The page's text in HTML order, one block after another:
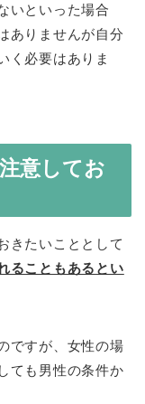
いといった場合
ありませんが自分
く必要はありま
意してお
きたいこととして
ることもあるとい
ですが、女性の場
ても男性の条件か